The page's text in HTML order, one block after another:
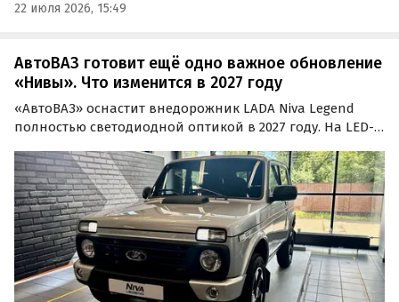
22 июля 2026, 15:49
АвтоВАЗ готовит ещё одно важное обновление
«Нивы». Что изменится в 2027 году
«АвтоВАЗ» оснастит внедорожник LADA Niva Legend
полностью светодиодной оптикой в 2027 году. На LED-
автомобиля — и головные фары, и задние фонари. Об
этом сообщил «Автоновостям дня» директор по
продуктам и программам компании Леонид Орлов.